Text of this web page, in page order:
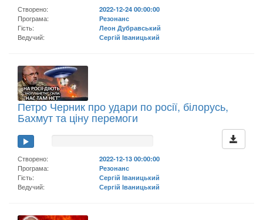
Створено:
2022-12-24 00:00:00
Програма:
Резонанс
Гість:
Леон Дубравський
Ведучий:
Сергій Іваницький
Петро Черник про удари по росії, білорусь,
Бахмут та ціну перемоги
Створено:
2022-12-13 00:00:00
Програма:
Резонанс
Гість:
Сергій Іваницький
Ведучий:
Сергій Іваницький